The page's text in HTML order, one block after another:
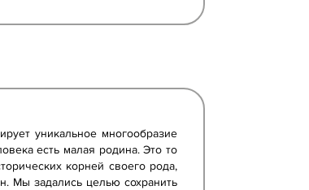
уникальное многообразие
есть малая родина. Это то
корней своего рода,
Мы задались целью сохранить